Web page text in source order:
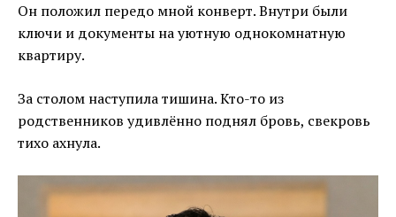
Он положил передо мной конверт. Внутри были
ключи и документы на уютную однокомнатную
квартиру.
За столом наступила тишина. Кто-то из
родственников удивлённо поднял бровь, свекровь
тихо ахнула.